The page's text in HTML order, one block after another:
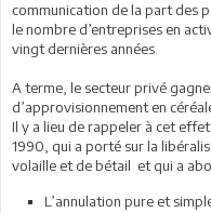
communication de la part des
le nombre d’entreprises en
vingt dernières années.
A terme, le secteur privé
d’approvisionnement en
Il y a lieu de rappeler à cet
1990, qui a porté sur la
volaille et de bétail et qui a
L’annulation pure et